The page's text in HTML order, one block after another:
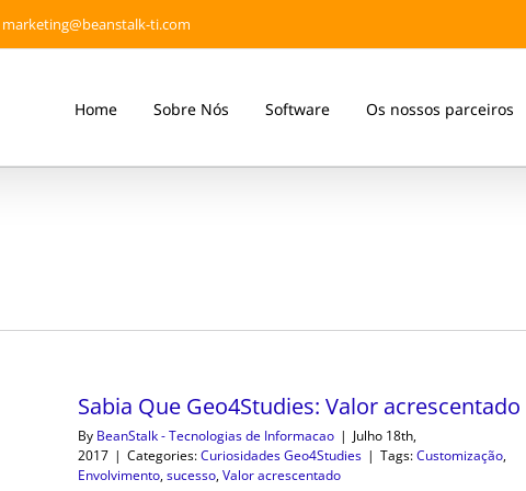
marketing@beanstalk-ti.com
Home Sobre Nós Software Os nossos parceiros
Sabia Que Geo4Studies: Valor acrescentado
By BeanStalk - Tecnologias de Informacao | Julho 18th,
2017 | Categories:Curiosidades Geo4Studies | Tags:Customização,
Envolvimento,sucesso,Valor acrescentado